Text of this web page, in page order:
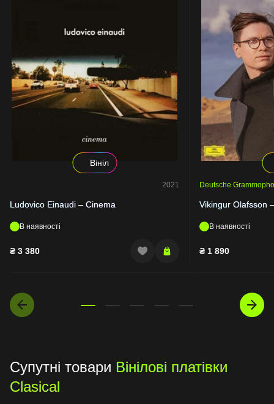
Вініл
2021
Ludovico Einaudi – Cinema
В наявності
₴ 3 380
Deutsche
Vikingur Olafsson
В наявності
₴ 1 890
Супутні товари Вінілові платівки
Clasical